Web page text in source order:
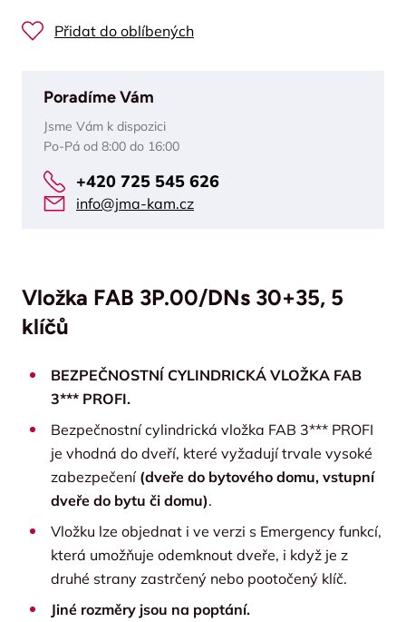
Přidat do oblíbených
Poradíme Vám
Jsme Vám k dispozici
Po-Pá od 8:00 do 16:00
+420 725 545 626
info@jma-kam.cz
Vložka FAB 3P.00/DNs 30+35, 5
klíčů
BEZPEČNOSTNÍ CYLINDRICKÁ VLOŽKA FAB
3*** PROFI.
Bezpečnostní cylindrická vložka FAB 3*** PROFI
je vhodná do dveří, které vyžadují trvale vysoké
zabezpečení (dveře do bytového domu, vstupní
dveře do bytu či domu).
Vložku lze objednat i ve verzi s Emergency funkcí,
která umožňuje odemknout dveře, i když je z
druhé strany zastrčený nebo pootočený klíč.
Jiné rozměry jsou na poptání.